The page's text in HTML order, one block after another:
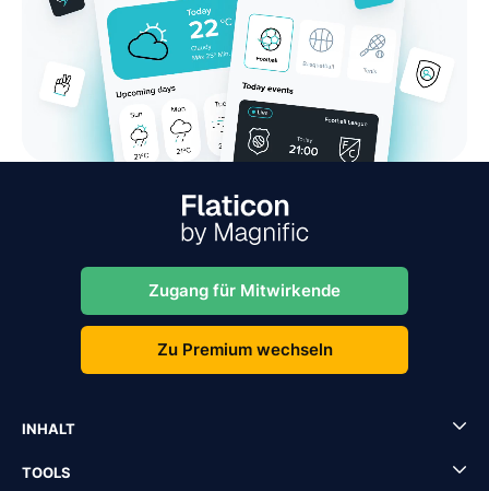
Zugang für Mitwirkende
Zu Premium wechseln
INHALT
TOOLS